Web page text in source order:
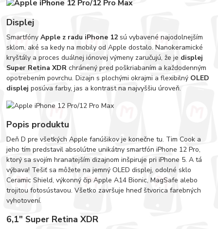
Displej
SmartfónyApple z radu iPhone 12 sú vybavené najodolnejším
sklom, aké sa kedy na mobily od Apple dostalo. Nanokeramické
kryštály a proces duálnej iónovej výmeny zaručujú, že je displej
Super Retina XDR chránený pred poškriabaním a každodenným
opotrebením povrchu. Dizajn s plochými okrajmi a flexibilný OLED
displej posúva farby, jas a kontrast na najvyššiu úroveň.
Popis produktu
Deň D pre všetkých Apple fanúšikov je konečne tu. Tim Cook a
jeho tím predstavil absolútne unikátny smartfón iPhone 12 Pro,
ktorý sa svojím hranatejším dizajnom inšpiruje pri iPhone 5. A tá
výbava! Tešiť sa môžete na jemný OLED displej, odolné sklo
Ceramic Shield, výkonný čip Apple A14 Bionic, MagSafe alebo
trojitou fotosústavou. Všetko završuje hneď štvorica farebných
vyhotovení.
6,1″ Super Retina XDR